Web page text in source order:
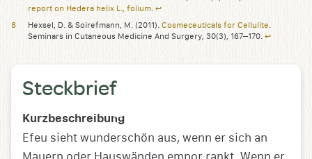
report on Hedera helix L., folium. ↩︎
Hexsel, D. & Soirefmann, M. (2011). Cosmeceuticals for Cellulite.
Seminars in Cutaneous Medicine And Surgery, 30(3), 167–170. ↩︎
Steckbrief
Kurzbeschreibung
Efeu sieht wunderschön aus, wenn er sich an